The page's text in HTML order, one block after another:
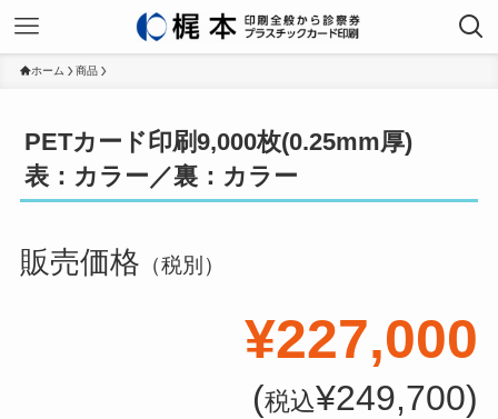
ホーム 商品
PETカード印刷9,000枚(0.25mm厚)
表：カラー／裏：カラー
販売価格 （税別）
¥227,000
(税込¥249,700)